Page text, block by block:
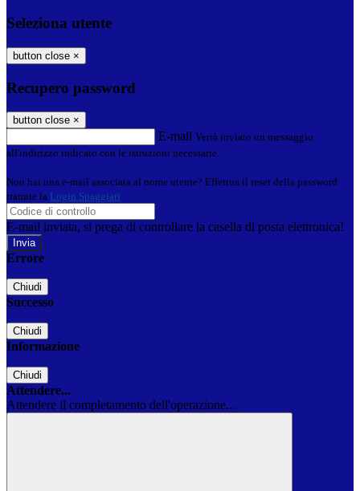
Seleziona utente
button close ×
Recupero password
button close ×
E-mail Verrà inviato un messaggio
all'indirizzo indicato con le istruzioni necessarie.
Non hai una e-mail associata al nome utente? Effettua il reset della password
tramite la Login Spaggiari
E-mail inviata, si prega di controllare la casella di posta elettronica!
Errore
Chiudi
Successo
Chiudi
Informazione
Chiudi
Attendere...
Attendere il completamento dell'operazione...